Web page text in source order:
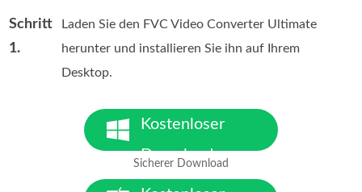
Schritt
1.
Laden Sie den FVC Video Converter Ultimate
herunter und installieren Sie ihn auf Ihrem
Desktop.
Kostenloser
Download
Sicherer Download